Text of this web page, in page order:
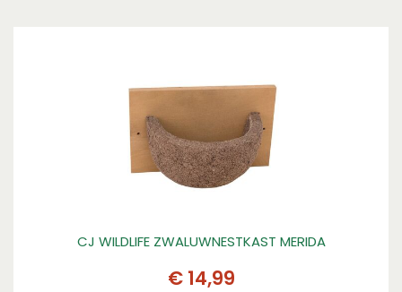
CJ WILDLIFE ZWALUWNESTKAST MERIDA
€ 14,99